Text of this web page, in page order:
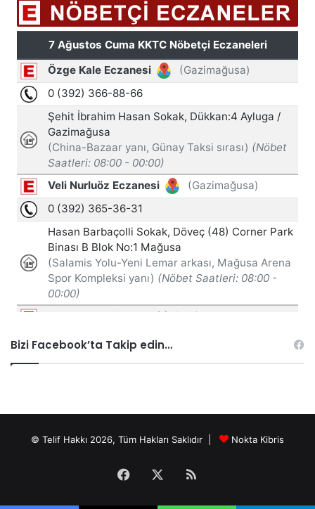
Bizi Facebook’ta Takip edin…
© Telif Hakkı 2026, Tüm Hakları Saklıdır | Nokta Kibris
Facebook